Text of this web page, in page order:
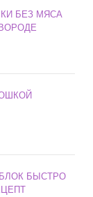
БЕЗ МЯСА
БЫСТРО